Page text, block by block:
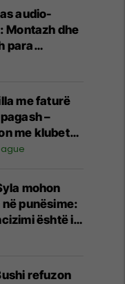
audio-
Montazh dhe
para
asgjë më
me faturë
–
me klubet
mohon
punësime:
është i
dhe
refuzon